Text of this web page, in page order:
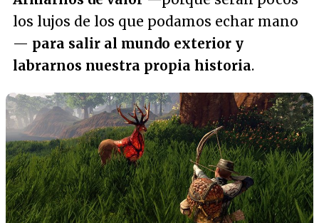
los lujos de los que podamos echar mano
— para salir al mundo exterior y
labrarnos nuestra propia historia.